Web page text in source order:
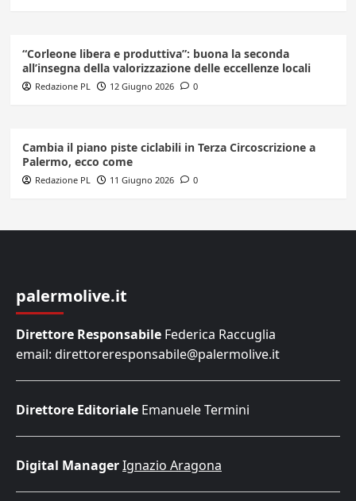
“Corleone libera e produttiva”: buona la seconda
all’insegna della valorizzazione delle eccellenze locali
Redazione PL 12 Giugno 2026 0
Cambia il piano piste ciclabili in Terza Circoscrizione a
Palermo, ecco come
Redazione PL 11 Giugno 2026 0
palermolive.it
Direttore Responsabile Federica Raccuglia
email: direttoreresponsabile@palermolive.it
Direttore Editoriale Emanuele Termini
Digital ManagerIgnazio Aragona